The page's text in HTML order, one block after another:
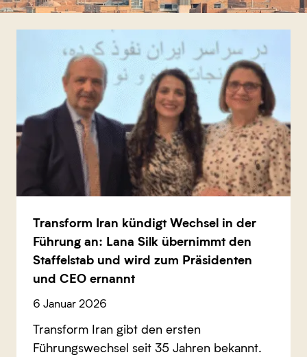
Transform Iran kündigt Wechsel in der
Führung an: Lana Silk übernimmt den
Staffelstab und wird zum Präsidenten
und CEO ernannt
6 Januar 2026
Transform Iran gibt den ersten
Führungswechsel seit 35 Jahren bekannt.